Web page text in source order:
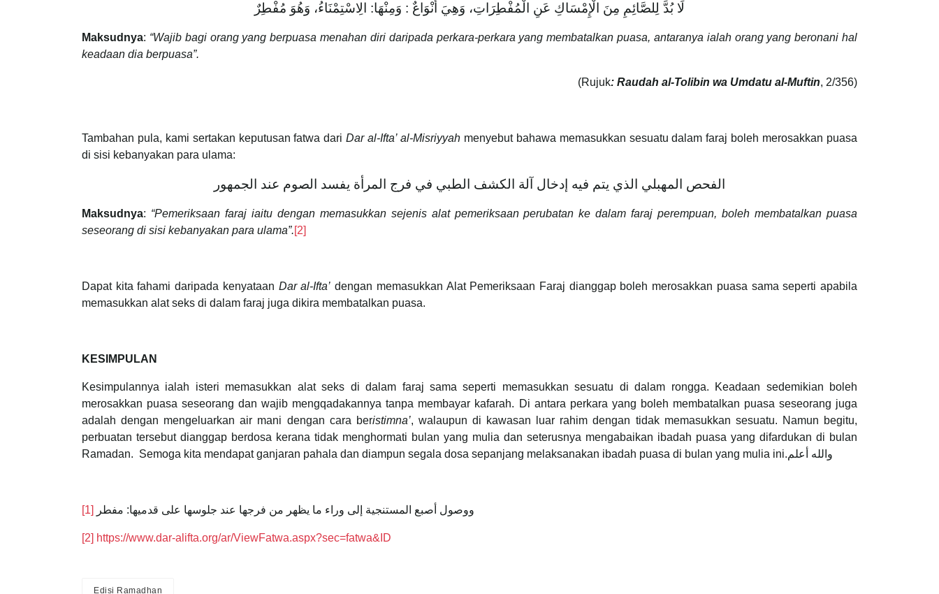
لَا بُدَّ لِلصَّائِمِ مِنَ الْإِمْسَاكِ عَنِ الْمُفْطِرَاتِ، وَهِيَ أَنْوَاعٌ : وَمِنْهَا: الِاسْتِمْنَاءُ، وَهُوَ مُفْطِرٌ
Maksudnya: “Wajib bagi orang yang berpuasa menahan diri daripada perkara-perkara yang membatalkan puasa, antaranya ialah orang yang beronani hal
keadaan dia berpuasa”.
(Rujuk: Raudah al-Tolibin wa Umdatu al-Muftin, 2/356)
Tambahan pula, kami sertakan keputusan fatwa dariDar al-Ifta’ al-Misriyyah menyebut bahawa memasukkan sesuatu dalam faraj boleh merosakkan puasa
di sisi kebanyakan para ulama:
الفحص المهبلي الذي يتم فيه إدخال آلة الكشف الطبي في فرج المرأة يفسد الصوم عند الجمهور
Maksudnya: “Pemeriksaan faraj iaitu dengan memasukkan sejenis alat pemeriksaan perubatan ke dalam faraj perempuan, boleh membatalkan puasa
seseorang di sisi kebanyakan para ulama”.[2]
Dapat kita fahami daripada kenyataan Dar al-Ifta’ dengan memasukkan Alat Pemeriksaan Faraj dianggap boleh merosakkan puasa sama seperti apabila
memasukkan alat seks di dalam faraj juga dikira membatalkan puasa.
KESIMPULAN
Kesimpulannya ialah isteri memasukkan alat seks di dalam faraj sama seperti memasukkan sesuatu di dalam rongga. Keadaan sedemikian boleh
merosakkan puasa seseorang dan wajib mengqadakannya tanpa membayar kafarah. Di antara perkara yang boleh membatalkan puasa seseorang juga
adalah dengan mengeluarkan air mani dengan cara beristimna’, walaupun di kawasan luar rahim dengan tidak memasukkan sesuatu. Namun begitu,
perbuatan tersebut dianggap berdosa kerana tidak menghormati bulan yang mulia dan seterusnya mengabaikan ibadah puasa yang difardukan di bulan
Ramadan. Semoga kita mendapat ganjaran pahala dan diampun segala dosa sepanjang melaksanakan ibadah puasa di bulan yang mulia ini.والله أعلم
[1] ‌ووصول ‌أصبع ‌المستنجية إلى وراء ما يظهر من فرجها عند جلوسها على قدميها: مفطر
[2] https://www.dar-alifta.org/ar/ViewFatwa.aspx?sec=fatwa&ID
Edisi Ramadhan